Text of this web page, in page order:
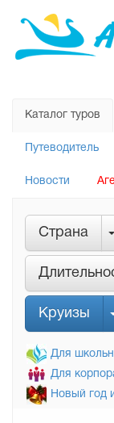
Каталог туров
Путеводитель
Новости
Страна
Круизы
Для
Для
Новый год